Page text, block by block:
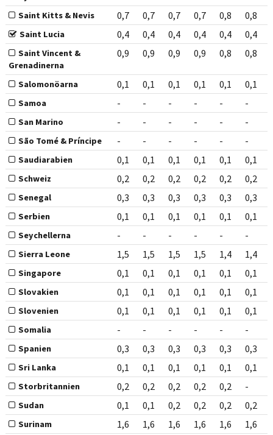
Saint Kitts & Nevis 0,7 0,7 0,7 0,7 0,8 0,8
Saint Lucia 0,4 0,4 0,4 0,4 0,4 0,4
Saint Vincent &
Grenadinerna
0,9 0,9 0,9 0,9 0,8 0,8
Salomonöarna 0,1 0,1 0,1 0,1 0,1 0,1
Samoa - - - - - -
San Marino - - - - - -
São Tomé & Príncipe - - - - - -
Saudiarabien 0,1 0,1 0,1 0,1 0,1 0,1
Schweiz 0,2 0,2 0,2 0,2 0,2 0,2
Senegal 0,3 0,3 0,3 0,3 0,3 0,3
Serbien 0,1 0,1 0,1 0,1 0,1 0,1
Seychellerna - - - - - -
Sierra Leone 1,5 1,5 1,5 1,5 1,4 1,4
Singapore 0,1 0,1 0,1 0,1 0,1 0,1
Slovakien 0,1 0,1 0,1 0,1 0,1 0,1
Slovenien 0,1 0,1 0,1 0,1 0,1 0,1
Somalia - - - - - -
Spanien 0,3 0,3 0,3 0,3 0,3 0,3
Sri Lanka 0,1 0,1 0,1 0,1 0,1 0,1
Storbritannien 0,2 0,2 0,2 0,2 0,2 -
Sudan 0,1 0,1 0,2 0,2 0,2 0,2
Surinam 1,6 1,6 1,6 1,6 1,6 1,6